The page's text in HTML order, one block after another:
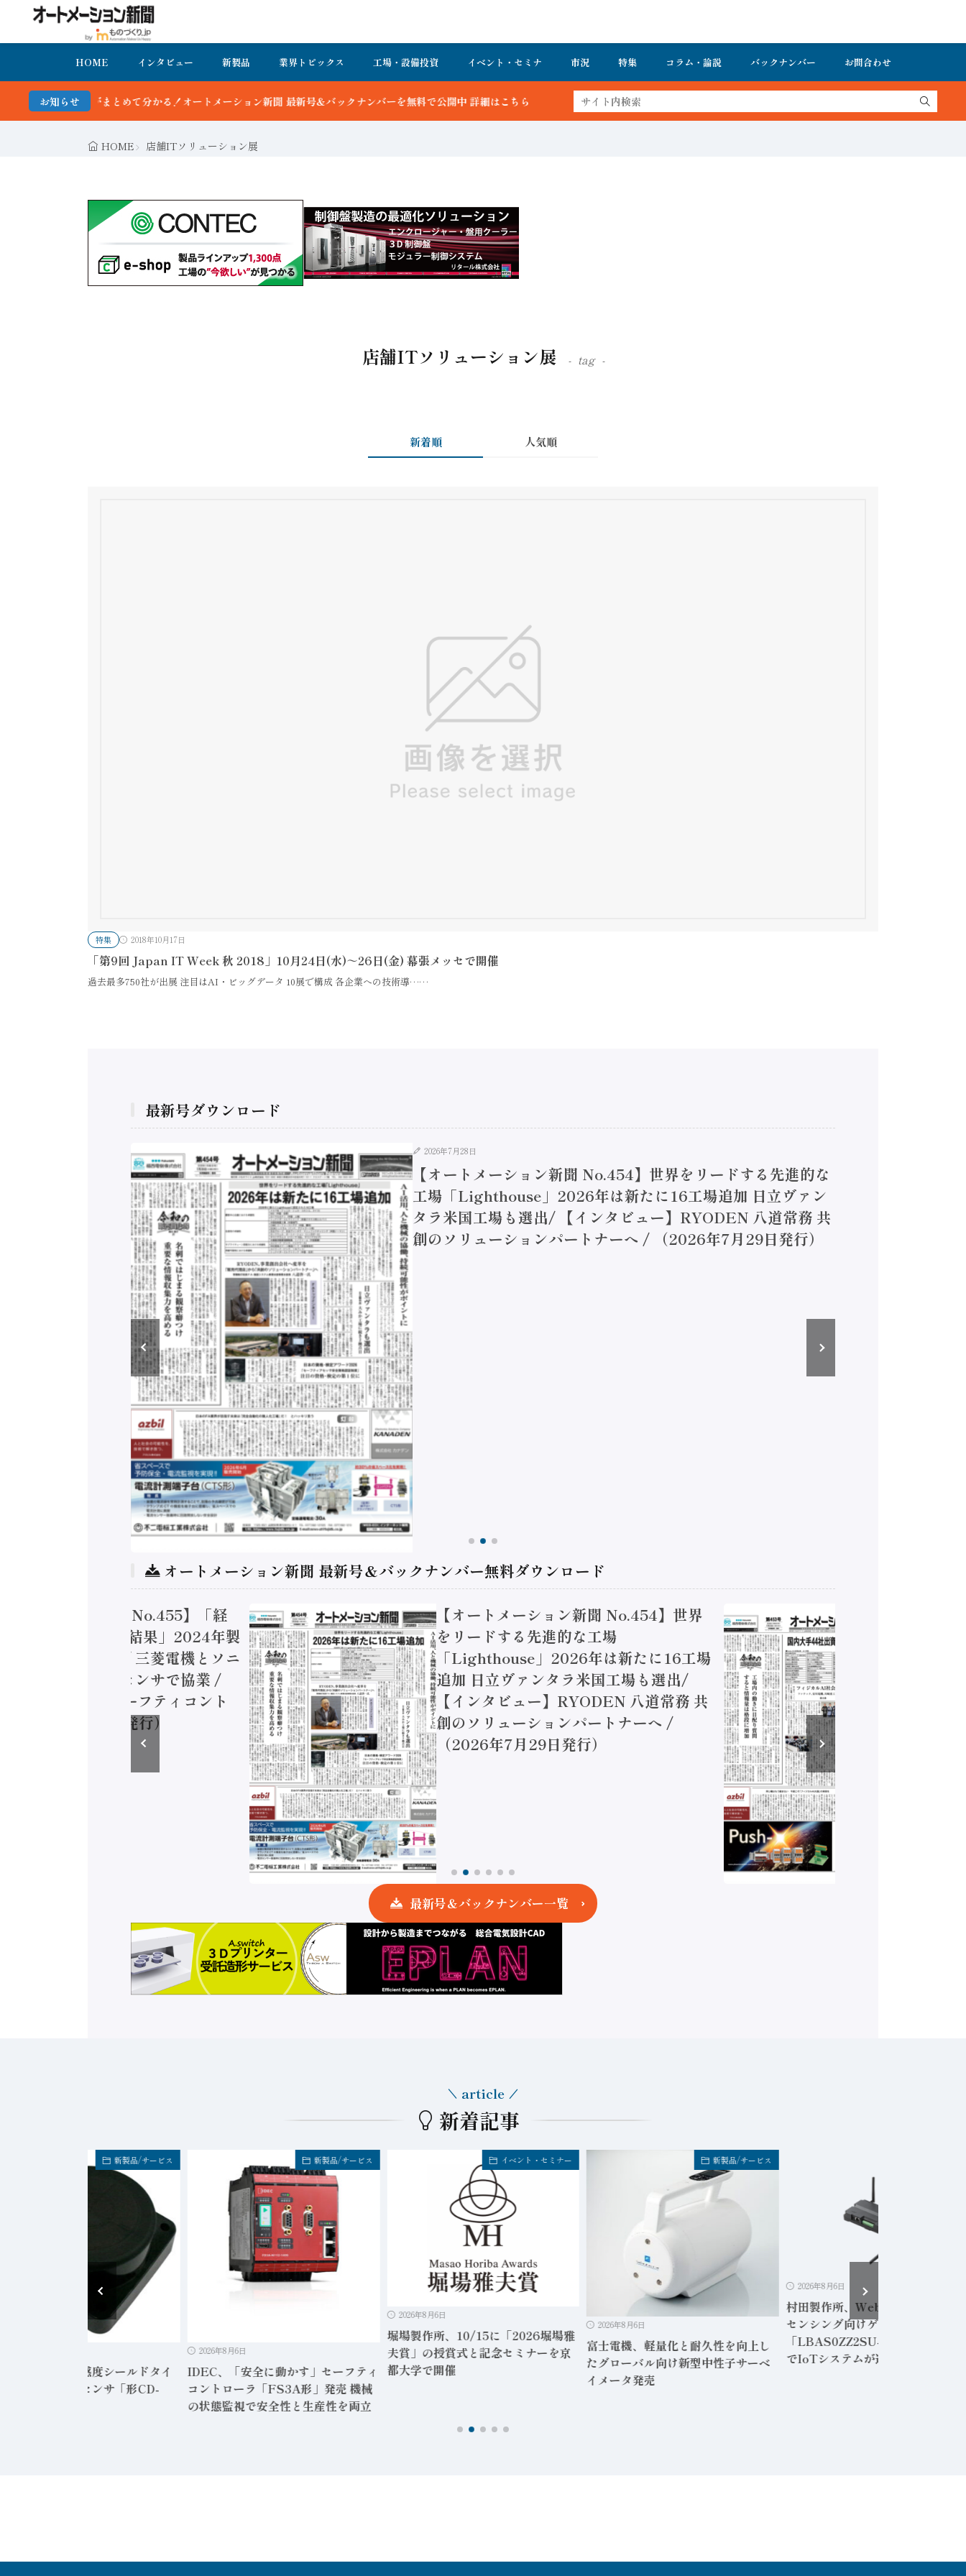
HOME インタビュー 新製品 業界トピックス 工場・設備投資 イベント・セミナ 市況 特集 コラム・論説 バックナンバー お問合わせ
お知らせ
まとめて分かる！オートメーション新聞 最新号＆バックナンバーを無料で公開中 詳細はこちら
HOME 店舗ITソリューション展
店舗ITソリューション展 tag
新着順 人気順
特集 2018年10月17日
「第9回 Japan IT Week 秋 2018」10月24日(水)～26日(金) 幕張メッセで開催
過去最多750社が出展 注目はAI・ビッグデータ 10展で構成 各企業への技術導……
最新号ダウンロード
2026年7月28日
【オートメーション新聞 No.454】世界をリードする先進的な
工場「Lighthouse」2026年は新たに16工場追加 日立ヴァン
タラ米国工場も選出/ 【インタビュー】RYODEN 八道常務 共
創のソリューションパートナーへ / （2026年7月29日発行）
オートメーション新聞 最新号＆バックナンバー無料ダウンロード
トメーション新聞 No.455】「経
実態調査二次集計結果」2024年製
加価値額86兆円 / 三菱電機とソニ
コン AIビジョンセンサで協業 /
安全に動かすセーフティコント
（2026年8月5日発行）
【オートメーション新聞 No.454】世界
をリードする先進的な工場
「Lighthouse」2026年は新たに16工場
追加 日立ヴァンタラ米国工場も選出/
【インタビュー】RYODEN 八道常務 共
創のソリューションパートナーへ /
（2026年7月29日発行）
最新号＆バックナンバー一覧
新着記事
article
新製品/サービス
サテック、高感度シールドタイ
電容量形近接センサ「形CD-
新製品/サービス
2026年8月6日
IDEC、「安全に動かす」セーフティ
コントローラ「FS3A形」発売 機械
の状態監視で安全性と生産性を両立
イベント・セミナー
2026年8月6日
堀場製作所、10/15に「2026堀場雅
夫賞」の授賞式と記念セミナーを京
都大学で開催
新製品/サービス
2026年8月6日
富士電機、軽量化と耐久性を向上し
たグローバル向け新型中性子サーベ
イメータ発売
2026年8月6日
村田製作所、Webアプリ内蔵の無
センシング向けゲートウェイ
「LBAS0ZZ2SU-001」専用PC
でIoTシステムが運用可能に